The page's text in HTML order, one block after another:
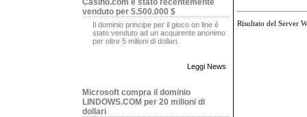
venduto per 5.500.000 $
Il dominio principe per il gioco on line è
stato venduto ad un acquirente anonimo
per oltre 5 milioni di dollari.
Leggi News
Microsoft compra il dominio
LINDOWS.COM per 20 milioni di
dollari
Risultato del Server